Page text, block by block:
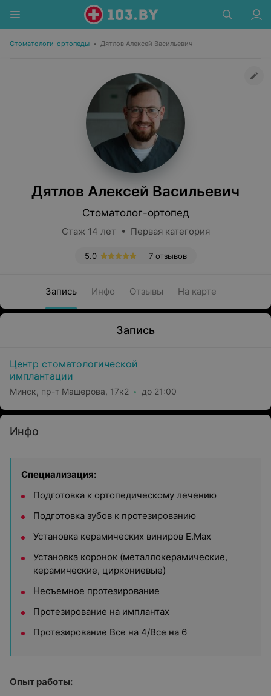
Стоматологи-ортопеды • Дятлов Алексей Васильевич
Дятлов Алексей Васильевич
Стоматолог-ортопед
Стаж 14 лет • Первая категория
7 отзывов
5.0
Запись Инфо Отзывы На карте
Запись
Центр стоматологической
имплантации
Минск, пр-т Машерова, 17к2 до 21:00
Инфо
Специализация:
Подготовка к ортопедическому лечению
Подготовка зубов к протезированию
Установка керамических виниров E.Max
Установка коронок (металлокерамические,
керамические, циркониевые)
Несъемное протезирование
Протезирование на имплантах
Протезирование Все на 4/Все на 6
Опыт работы: